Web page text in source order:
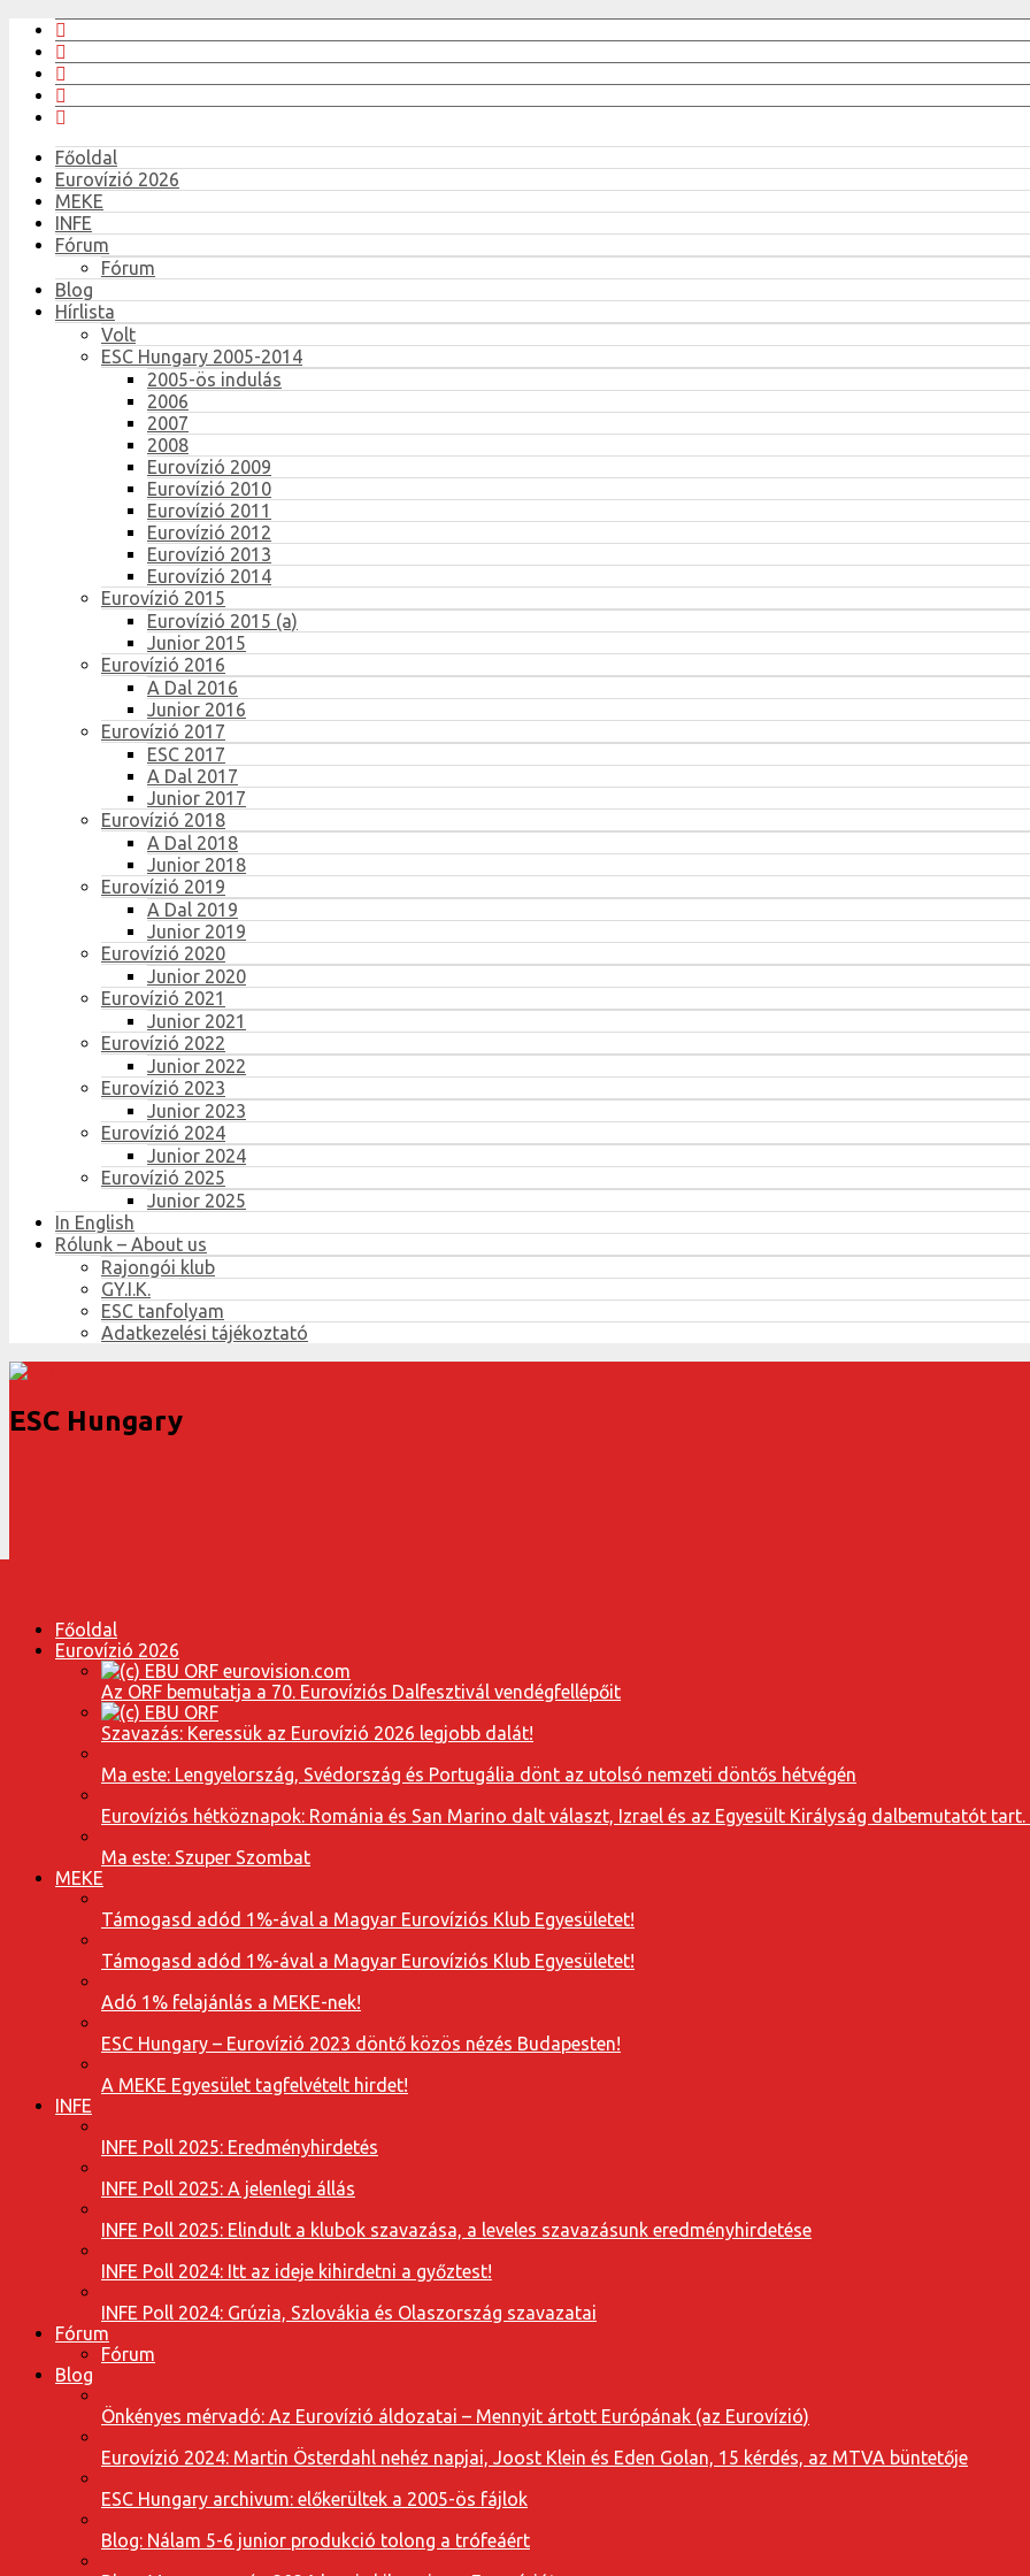
Főoldal
Eurovízió 2026
MEKE
INFE
Fórum
Fórum
Blog
Hírlista
Volt
ESC Hungary 2005-2014
2005-ös indulás
2006
2007
2008
Eurovízió 2009
Eurovízió 2010
Eurovízió 2011
Eurovízió 2012
Eurovízió 2013
Eurovízió 2014
Eurovízió 2015
Eurovízió 2015 (a)
Junior 2015
Eurovízió 2016
A Dal 2016
Junior 2016
Eurovízió 2017
ESC 2017
A Dal 2017
Junior 2017
Eurovízió 2018
A Dal 2018
Junior 2018
Eurovízió 2019
A Dal 2019
Junior 2019
Eurovízió 2020
Junior 2020
Eurovízió 2021
Junior 2021
Eurovízió 2022
Junior 2022
Eurovízió 2023
Junior 2023
Eurovízió 2024
Junior 2024
Eurovízió 2025
Junior 2025
In English
Rólunk – About us
Rajongói klub
GY.I.K.
ESC tanfolyam
Adatkezelési tájékoztató
ESC Hungary
Főoldal
Eurovízió 2026
Az ORF bemutatja a 70. Eurovíziós Dalfesztivál vendégfellépőit
Szavazás: Keressük az Eurovízió 2026 legjobb dalát!
Ma este: Lengyelország, Svédország és Portugália dönt az utolsó nemzeti döntős hétvégén
Eurovíziós hétköznapok: Románia és San Marino dalt választ, Izrael és az Egyesült Királyság dalbemutatót tart.
Ma este: Szuper Szombat
MEKE
Támogasd adód 1%-ával a Magyar Eurovíziós Klub Egyesületet!
Támogasd adód 1%-ával a Magyar Eurovíziós Klub Egyesületet!
Adó 1% felajánlás a MEKE-nek!
ESC Hungary – Eurovízió 2023 döntő közös nézés Budapesten!
A MEKE Egyesület tagfelvételt hirdet!
INFE
INFE Poll 2025: Eredményhirdetés
INFE Poll 2025: A jelenlegi állás
INFE Poll 2025: Elindult a klubok szavazása, a leveles szavazásunk eredményhirdetése
INFE Poll 2024: Itt az ideje kihirdetni a győztest!
INFE Poll 2024: Grúzia, Szlovákia és Olaszország szavazatai
Fórum
Fórum
Blog
Önkényes mérvadó: Az Eurovízió áldozatai – Mennyit ártott Európának (az Eurovízió)
Eurovízió 2024: Martin Österdahl nehéz napjai, Joost Klein és Eden Golan, 15 kérdés, az MTVA büntetője
ESC Hungary archivum: előkerültek a 2005-ös fájlok
Blog: Nálam 5-6 junior produkció tolong a trófeáért